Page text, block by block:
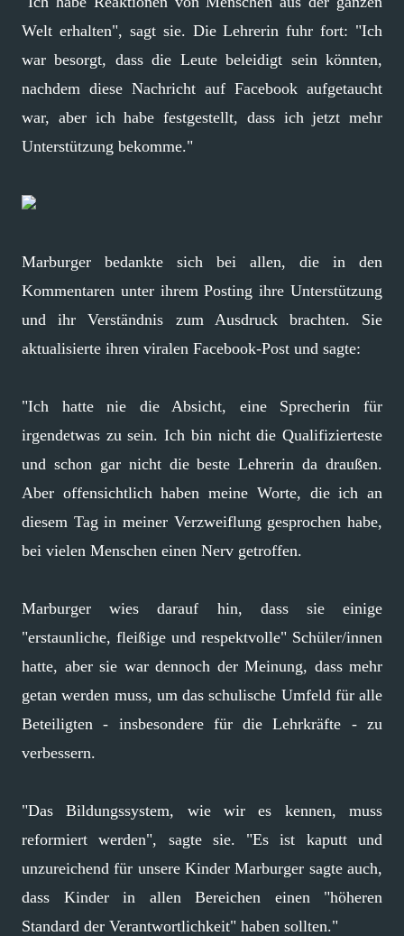
Welt erhalten", sagt sie. Die Lehrerin fuhr fort: "Ich
war besorgt, dass die Leute beleidigt sein könnten,
nachdem diese Nachricht auf Facebook aufgetaucht
war, aber ich habe festgestellt, dass ich jetzt mehr
Unterstützung bekomme."
Marburger bedankte sich bei allen, die in den
Kommentaren unter ihrem Posting ihre Unterstützung
und ihr Verständnis zum Ausdruck brachten. Sie
aktualisierte ihren viralen Facebook-Post und sagte:
"Ich hatte nie die Absicht, eine Sprecherin für
irgendetwas zu sein. Ich bin nicht die Qualifizierteste
und schon gar nicht die beste Lehrerin da draußen.
Aber offensichtlich haben meine Worte, die ich an
diesem Tag in meiner Verzweiflung gesprochen habe,
bei vielen Menschen einen Nerv getroffen.
Marburger wies darauf hin, dass sie einige
"erstaunliche, fleißige und respektvolle" Schüler/innen
hatte, aber sie war dennoch der Meinung, dass mehr
getan werden muss, um das schulische Umfeld für alle
Beteiligten - insbesondere für die Lehrkräfte - zu
verbessern.
"Das Bildungssystem, wie wir es kennen, muss
reformiert werden", sagte sie. "Es ist kaputt und
unzureichend für unsere Kinder Marburger sagte auch,
dass Kinder in allen Bereichen einen "höheren
Standard der Verantwortlichkeit" haben sollten."